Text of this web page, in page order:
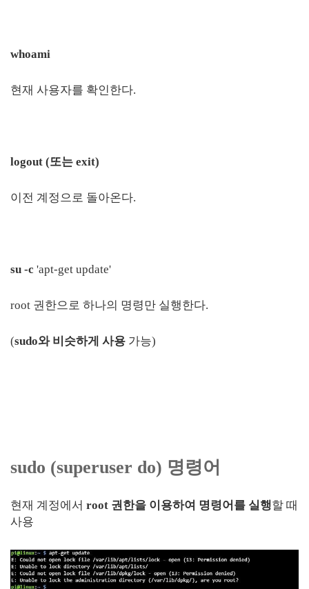
whoami
현재 사용자를 확인한다.
logout (또는 exit)
이전 계정으로 돌아온다.
su -c 'apt-get update'
root 권한으로 하나의 명령만 실행한다.
(sudo와 비슷하게 사용 가능)
sudo (superuser do) 명령어
현재 계정에서 root 권한을 이용하여 명령어를 실행할 때
사용